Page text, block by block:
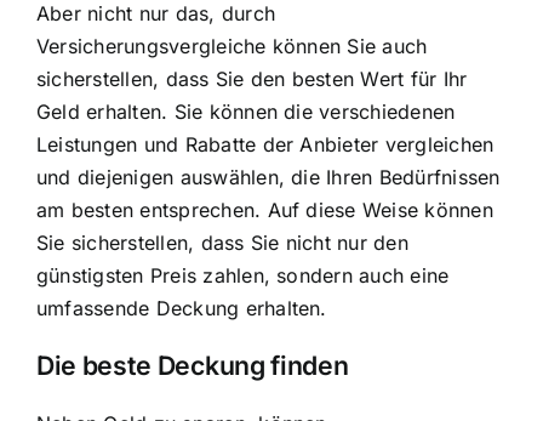
Aber nicht nur das, durch
Versicherungsvergleiche können Sie auch
sicherstellen, dass Sie den besten Wert für Ihr
Geld erhalten. Sie können die verschiedenen
Leistungen und Rabatte der Anbieter vergleichen
und diejenigen auswählen, die Ihren Bedürfnissen
am besten entsprechen. Auf diese Weise können
Sie sicherstellen, dass Sie nicht nur den
günstigsten Preis zahlen, sondern auch eine
umfassende Deckung erhalten.
Die beste Deckung finden